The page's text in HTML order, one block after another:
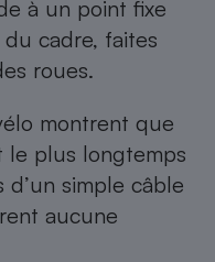
à un point fixe
cadre, faites
roues.
montrent que
le plus longtemps
simple câble
aucune